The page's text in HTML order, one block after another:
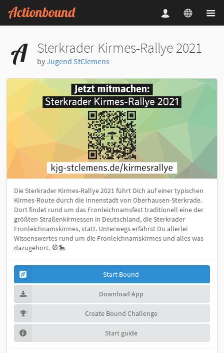
Sterkrader Kirmes-Rallye 2021
byJugend StClemens
Die Sterkrader Kirmes-Rallye 2021 führt Dich auf einer typischen
Kirmes-Route durch die Innenstadt von Oberhausen-Sterkrade.
Dort findet rund um das Fronleichnamsfest traditionell eine der
größten Straßenkirmessen in Deutschland, die Sterkrader
Fronleichnamskirmes, statt. Unterwegs erfährst Du allerlei
Wissenswertes rund um die Fronleichnamskirmes und alles was
dazugehört. 🎡🎠
Start Bound
Download App
Create Bound Challenge
Start guide